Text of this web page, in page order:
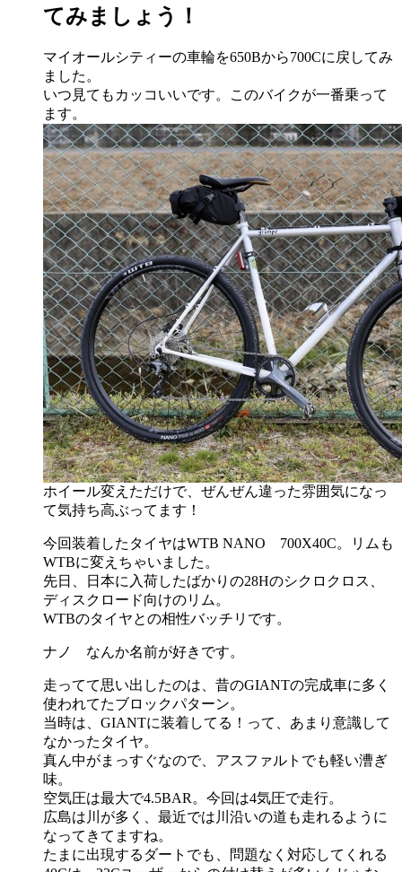
てみましょう！
マイオールシティーの車輪を650Bから700Cに戻してみ
ました。
いつ見てもカッコいいです。このバイクが一番乗って
ます。
ホイール変えただけで、ぜんぜん違った雰囲気になっ
て気持ち高ぶってます！
今回装着したタイヤはWTB NANO 700X40C。リムも
WTBに変えちゃいました。
先日、日本に入荷したばかりの28Hのシクロクロス、
ディスクロード向けのリム。
WTBのタイヤとの相性バッチリです。
ナノ なんか名前が好きです。
走ってて思い出したのは、昔のGIANTの完成車に多く
使われてたブロックパターン。
当時は、GIANTに装着してる！って、あまり意識して
なかったタイヤ。
真ん中がまっすぐなので、アスファルトでも軽い漕ぎ
味。
空気圧は最大で4.5BAR。今回は4気圧で走行。
広島は川が多く、最近では川沿いの道も走れるように
なってきてますね。
たまに出現するダートでも、問題なく対応してくれる